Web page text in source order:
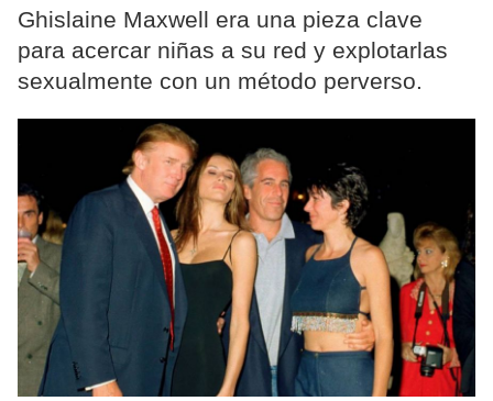
Ghislaine Maxwell era una pieza clave
para acercar niñas a su red y explotarlas
sexualmente con un método perverso.